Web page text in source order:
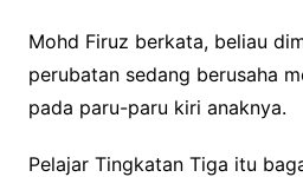
Mohd Firuz berkata, beliau
perubatan sedang berusaha
pada paru-paru kiri anaknya.
Pelajar Tingkatan Tiga itu